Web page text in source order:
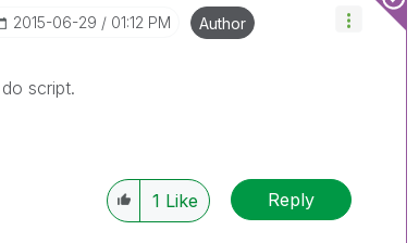
‎2015-06-29 01:12 PM Author
script.
1 Like Reply